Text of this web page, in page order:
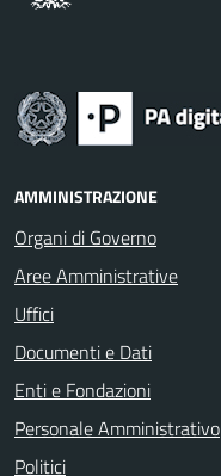
AMMINISTRAZIONE
Organi di Governo
Aree Amministrative
Uffici
Documenti e Dati
Enti e Fondazioni
Personale Amministrativo
Politici